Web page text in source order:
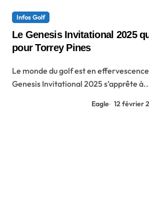
Infos Golf
Le Genesis Invitational 2025
pour Torrey Pines
Le monde du golf est en effervescence alors que le
Genesis Invitational 2025 s’apprête
Eagle 12 février